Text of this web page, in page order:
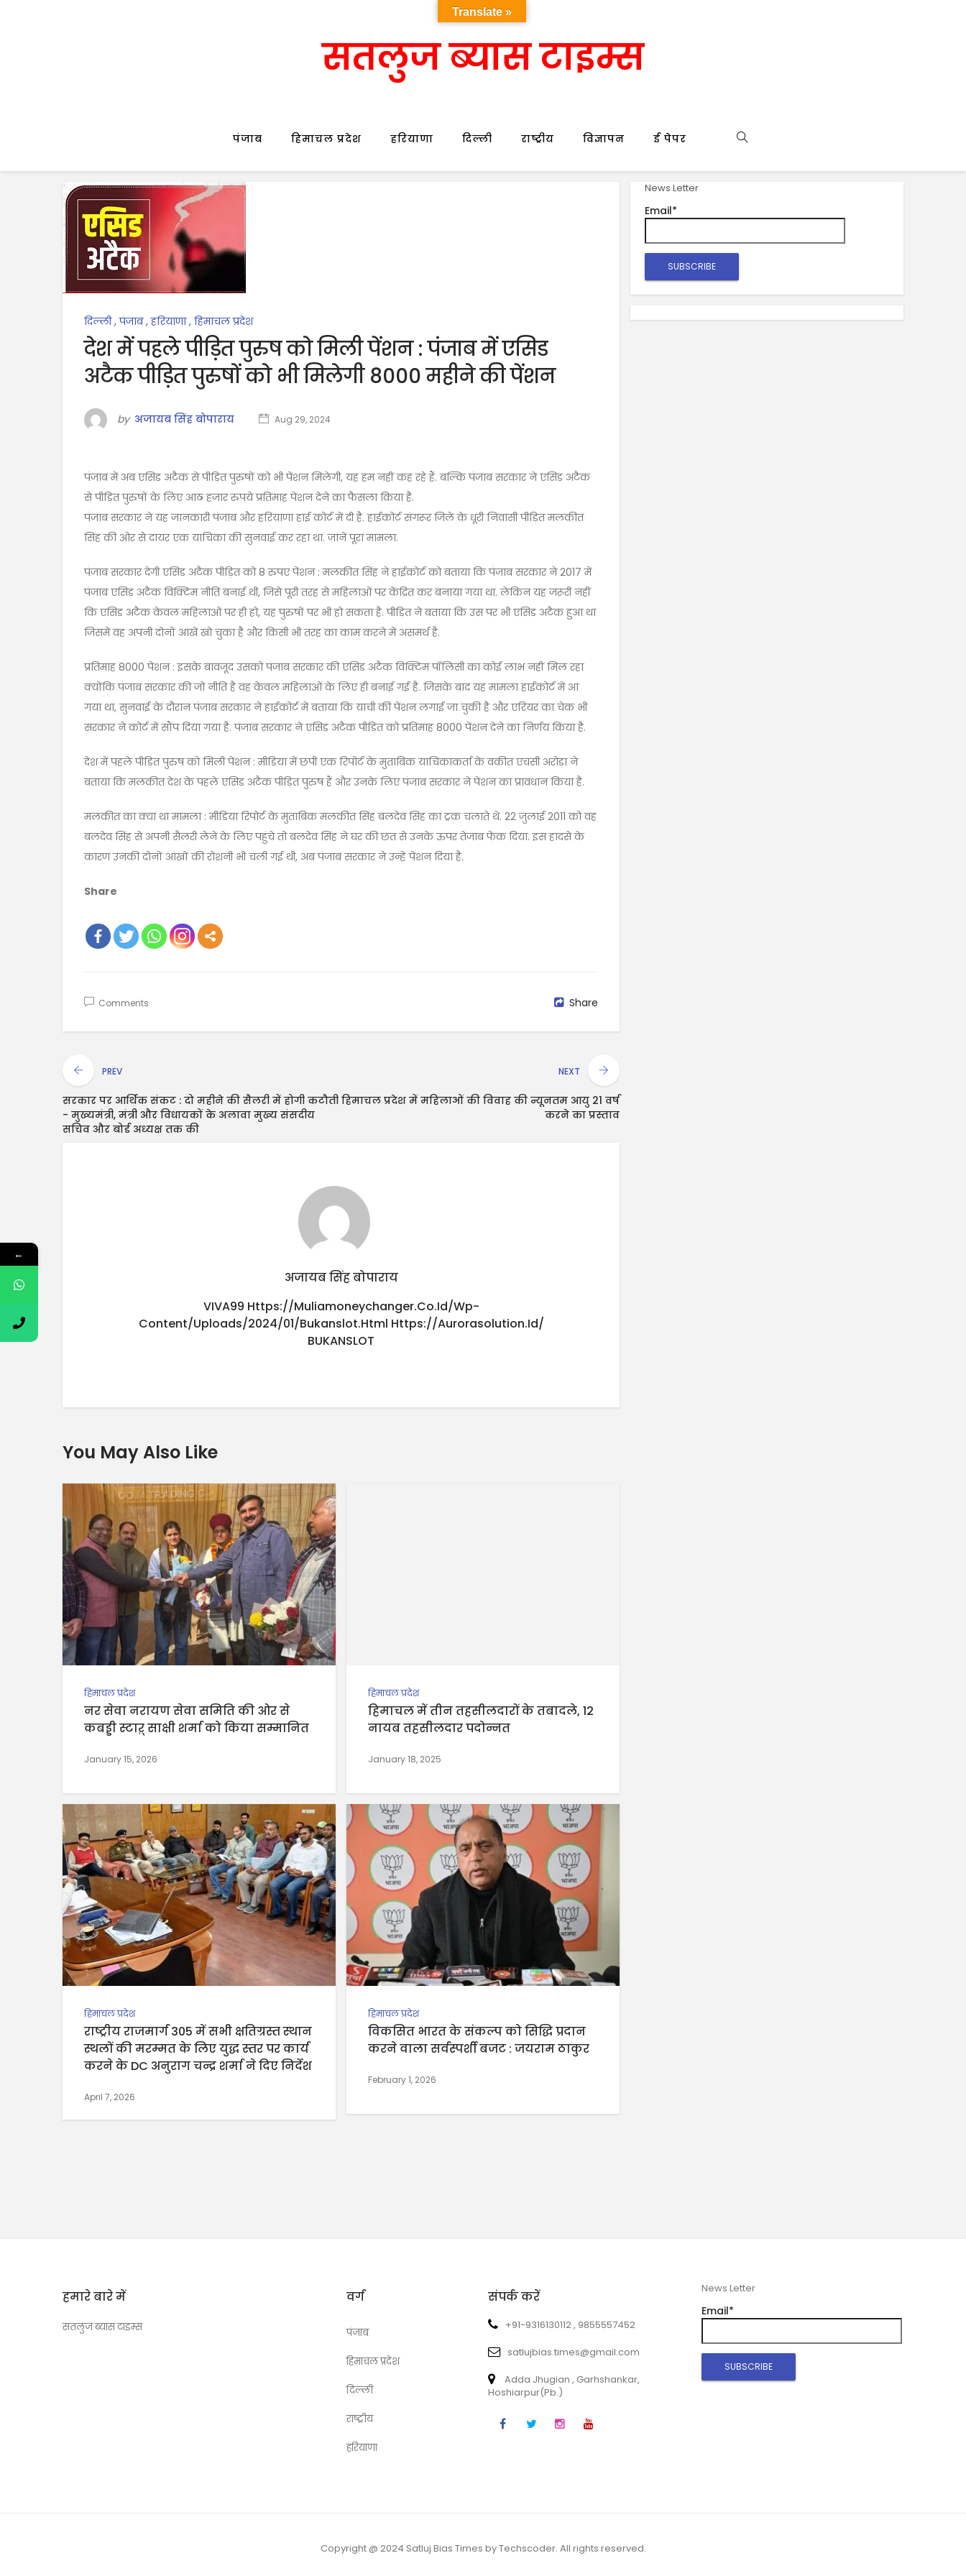
सतलुज ब्यास टाइम्स
पंजाब हिमाचल प्रदेश हरियाणा दिल्ली राष्ट्रीय विज्ञापन ई पेपर
दिल्ली,पंजाब,हरियाणा, हिमाचल प्रदेश
देश में पहले पीड़ित पुरुष को मिली पेंशन : पंजाब में एसिड
अटैक पीड़ित पुरुषों को भी मिलेगी 8000 महीने की पेंशन
by अजायब सिंह बोपाराय Aug 29, 2024
पंजाब में अब एसिड अटैक से पीड़ित पुरुषों को भी पेंशन मिलेगी, यह हम नहीं कह रहे हैं. बल्कि पंजाब सरकार ने एसिड अटैक
से पीड़ित पुरुषों के लिए आठ हजार रुपये प्रतिमाह पेंशन देने का फैसला किया है.
पंजाब सरकार ने यह जानकारी पंजाब और हरियाणा हाई कोर्ट में दी है. हाईकोर्ट संगरूर जिले के धूरी निवासी पीड़ित मलकीत
सिंह की ओर से दायर एक याचिका की सुनवाई कर रहा था. जानें पूरा मामला.
पंजाब सरकार देगी एसिड अटैक पीड़ित को 8 रुपए पेंशन : मलकीत सिंह ने हाईकोर्ट को बताया कि पंजाब सरकार ने 2017 में
पंजाब एसिड अटैक विक्टिम नीति बनाई थी, जिसे पूरी तरह से महिलाओं पर केंद्रित कर बनाया गया था. लेकिन यह जरूरी नहीं
कि एसिड अटैक केवल महिलाओं पर ही हो, यह पुरुषों पर भी हो सकता है. पीड़ित ने बताया कि उस पर भी एसिड अटैक हुआ था
जिसमें वह अपनी दोनों आंखें खो चुका है और किसी भी तरह का काम करने में असमर्थ है.
प्रतिमाह 8000 पेंशन : इसके बावजूद उसको पंजाब सरकार की एसिड अटैक विक्टिम पॉलिसी का कोई लाभ नहीं मिल रहा
क्योंकि पंजाब सरकार की जो नीति है वह केवल महिलाओं के लिए ही बनाई गई है. जिसके बाद यह मामला हाईकोर्ट में आ
गया था, सुनवाई के दौरान पंजाब सरकार ने हाईकोर्ट में बताया कि याची की पेंशन लगाई जा चुकी है और एरियर का चेक भी
सरकार ने कोर्ट में सौंप दिया गया है. पंजाब सरकार ने एसिड अटैक पीड़ित को प्रतिमाह 8000 पेंशन देने का निर्णय किया है.
देश में पहले पीड़ित पुरुष को मिली पेंशन : मीडिया में छपी एक रिपोर्ट के मुताबिक याचिकाकर्ता के वकीत एचसी अरोड़ा ने
बताया कि मलकीत देश के पहले एसिड अटैक पीड़ित पुरुष हैं और उनके लिए पंजाब सरकार ने पेंशन का प्रावधान किया है.
मलकीत का क्या था मामला : मीडिया रिपोर्ट के मुताबिक मलकीत सिंह बलदेव सिंह का ट्रक चलाते थे. 22 जुलाई 2011 को वह
बलदेव सिंह से अपनी सैलरी लेने के लिए पहुंचे तो बलदेव सिंह ने घर की छत से उनके ऊपर तेजाब फेंक दिया. इस हादसे के
कारण उनकी दोनों आंखों की रोशनी भी चली गई थी, अब पंजाब सरकार ने उन्हें पेंशन दिया है.
Share
Comments Share
PREV
सरकार पर आर्थिक संकट : दो महीने की सैलरी में होगी कटौती
- मुख्यमंत्री, मंत्री और विधायकों के अलावा मुख्य संसदीय
सचिव और बोर्ड अध्यक्ष तक की
NEXT
हिमाचल प्रदेश में महिलाओं की विवाह की न्यूनतम आयु 21 वर्ष
करने का प्रस्ताव
अजायब सिंह बोपाराय
VIVA99 Https://muliamoneychanger.co.id/wp-
Content/uploads/2024/01/bukanslot.html Https://aurorasolution.id/
BUKANSLOT
You May Also Like
हिमाचल प्रदेश
नर सेवा नरायण सेवा समिति की ओर से
कबड्डी स्टाऱ् साक्षी शर्मा को किया सम्मानित
January 15, 2026
हिमाचल प्रदेश
हिमाचल में तीन तहसीलदारों के तबादले, 12
नायब तहसीलदार पदोन्नत
January 18, 2025
हिमाचल प्रदेश
राष्ट्रीय राजमार्ग 305 में सभी क्षतिग्रस्त स्थान
स्थलों की मरम्मत के लिए युद्ध स्तर पर कार्य
करने के DC अनुराग चन्द्र शर्मा ने दिए निर्देश
April 7, 2026
हिमाचल प्रदेश
विकसित भारत के संकल्प को सिद्धि प्रदान
करने वाला सर्वस्पर्शी बजट : जयराम ठाकुर
February 1, 2026
News Letter
Email*
हमारे बारे में
सतलुज ब्यास टाइम्स
वर्ग
पंजाब
हिमाचल प्रदेश
दिल्ली
राष्ट्रीय
हरियाणा
संपर्क करें
+91-9316130112 , 9855557452
satlujbias.times@gmail.com
Adda Jhugian , Garhshankar,
Hoshiarpur(Pb.)
News Letter
Email*
Copyright @ 2024 Satluj Bias Times by Techscoder. All rights reserved.
Translate »
←